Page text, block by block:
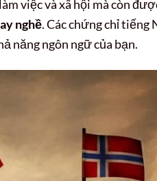
việc và xã hội mà còn
nghề. Các chứng chỉ tiếng
năng ngôn ngữ của bạn.